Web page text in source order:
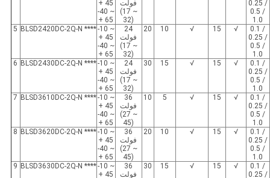
+ 45
-40 ~
+ 65
فولت
(17 ~
32)
0.25 /
0.5 /
1.0
5 BLSD2420DC-2Q-N ****-10 ~
+ 45
-40 ~
+ 65
24
فولت
(17 ~
32)
20 10 √ 15 √
0.1 /
0.25 /
0.5 /
1.0
6 BLSD2430DC-2Q-N ****-10 ~
+ 45
-40 ~
+ 65
24
فولت
(17 ~
32)
30 15 √ 15 √
0.1 /
0.25 /
0.5 /
1.0
7 BLSD3610DC-2Q-N ****-10 ~
+ 45
-40 ~
+ 65
36
فولت
(27 ~
45)
10 5 √ 15 √
0.1 /
0.25 /
0.5 /
1.0
8 BLSD3620DC-2Q-N ****-10 ~
+ 45
-40 ~
+ 65
36
فولت
(27 ~
45)
20 10 √ 15 √
0.1 /
0.25 /
0.5 /
1.0
9 BLSD3630DC-2Q-N ****-10 ~
+ 45
36
فولت
30 15 √ 15 √
0.1 /
0.25 /